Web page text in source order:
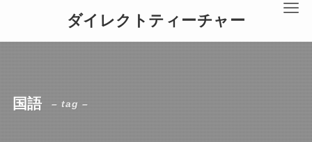
ダイレクトティーチャー
国語 – tag –